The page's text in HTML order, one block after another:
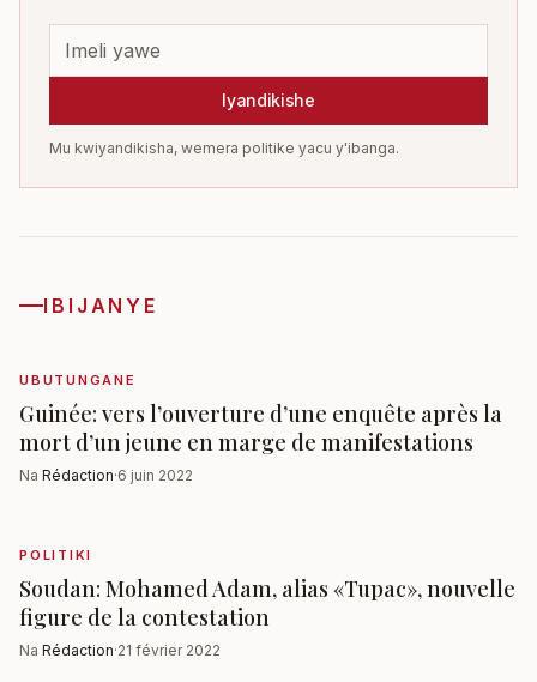
Iyandikishe
Mu kwiyandikisha, wemera politike yacu y'ibanga.
IBIJANYE
UBUTUNGANE
Guinée: vers l’ouverture d’une enquête après la
mort d’un jeune en marge de manifestations
Na Rédaction·6 juin 2022
POLITIKI
Soudan: Mohamed Adam, alias «Tupac», nouvelle
figure de la contestation
Na Rédaction·21 février 2022